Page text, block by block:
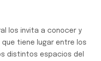
los invita a conocer y
tiene lugar entre los
distintos espacios del